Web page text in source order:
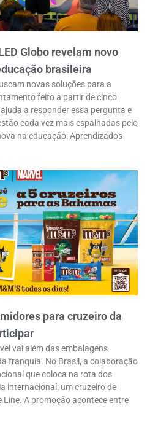
Globo revelam novo
brasileira
novas soluções para a
feito a partir de cinco
a responder essa pergunta e
cada vez mais espalhadas pelo
na educação: Aprendizados
para cruzeiro da
vai além das embalagens
franquia. No Brasil, a colaboração
que coloca na rota dos
internacional: um cruzeiro de
Line. A promoção acontece entre